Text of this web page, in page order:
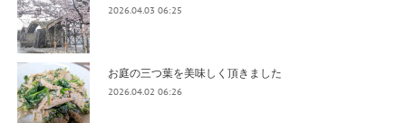
2026.04.03 06:25
お庭の三つ葉を美味しく頂きました
2026.04.02 06:26